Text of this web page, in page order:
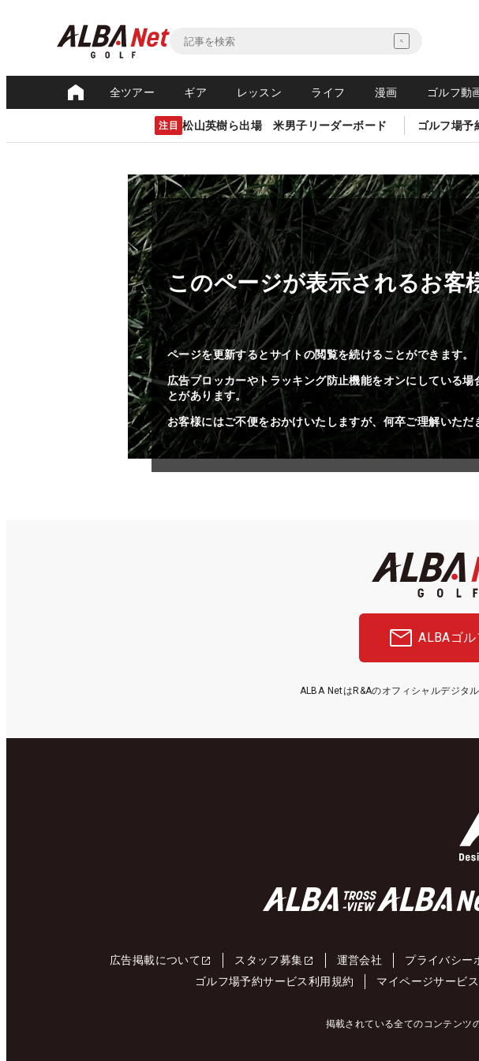
全ツアー ギア レッスン ライフ 漫画 ゴルフ動
注目 松山英樹ら出場 米男子リーダーボード ゴルフ場予
このページが表示されるお客
ページを更新するとサイトの閲覧を続けることができます。
広告ブロッカーやトラッキング防止機能をオンにしている場
とがあります。
お客様にはご不便をおかけいたしますが、何卒ご理解いただ
ALBAゴ
ALBA NetはR&Aのオフィシャルデジタ
広告掲載について スタッフ募集 運営会社 プライバシー
ゴルフ場予約サービス利用規約
マイページサービ
掲載されている全てのコンテンツ